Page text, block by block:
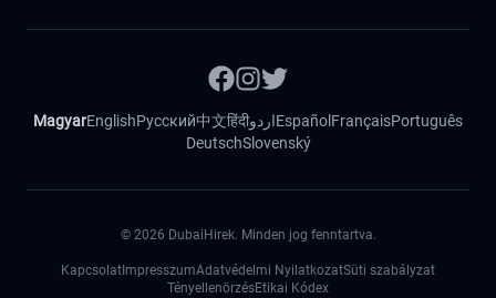
MagyarEnglishРусский中文हिंदीاردوEspañol FrançaisPortuguês
DeutschSlovenský
© 2026 DubaiHirek. Minden jog fenntartva.
Kapcsolat ImpresszumAdatvédelmi NyilatkozatSüti szabályzat
TényellenörzésEtikai Kódex